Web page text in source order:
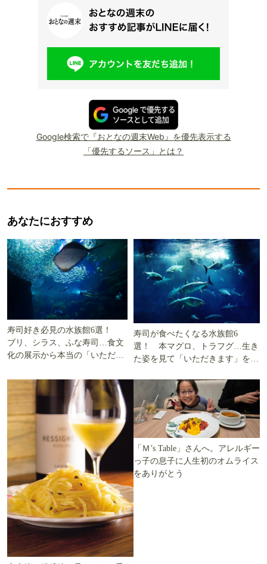
Google検索で『おとなの週末Web』を優先表示する
「優先するソース」とは？
あなたにおすすめ
寿司好き必見の水族館6選！
ブリ、シラス、ふな寿司…食文
化の展示から本当の「いただき
寿司が食べたくなる水族館6
選！ 本マグロ、トラフグ…生き
た姿を見て「いただきます」を考
「Ｍ’s Table」さんへ。アレルギー
っ子の息子に人生初のオムライス
をありがとう